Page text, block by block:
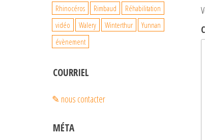
Rhinocéros
Rimbaud
Réhabilitation
vidéo
Walery Winterthur
Yunnan
évènement
COURRIEL
✎ nous contacter
MÉTA